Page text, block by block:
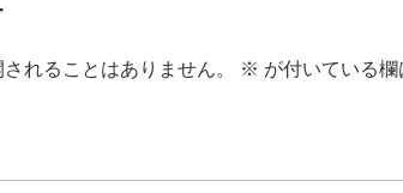
れることはありません。 ※ が付いている欄